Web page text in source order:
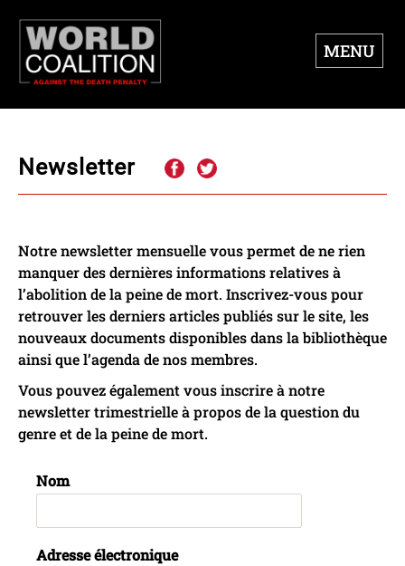
MENU
Newsletter
Notre newsletter mensuelle vous permet de ne rien
manquer des dernières informations relatives à
l’abolition de la peine de mort. Inscrivez-vous pour
retrouver les derniers articles publiés sur le site, les
nouveaux documents disponibles dans la bibliothèque
ainsi que l’agenda de nos membres.
Vous pouvez également vous inscrire à notre
newsletter trimestrielle à propos de la question du
genre et de la peine de mort.
Nom
Adresse électronique